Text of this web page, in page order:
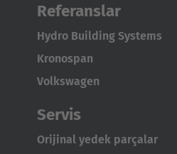
Brasil
Português
United States
ASIA/PACIFIC
Referanslar
Hydro Building Systems
Kronospan
Volkswagen
Servis
Orijinal yedek parçalar